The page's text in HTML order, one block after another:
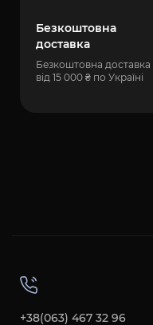
Безкоштовна
доставка
Безкоштовна доставка
від 15 000 ₴ по Україні
+38(063) 467 32 96